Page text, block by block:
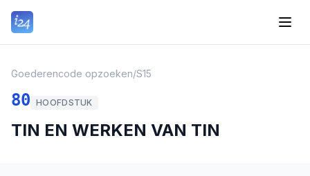
Goederencode opzoeken/S15
80 HOOFDSTUK
TIN EN WERKEN VAN TIN